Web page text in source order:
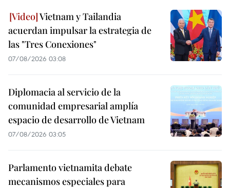
Vietnam y Tailandia
acuerdan impulsar la estrategia de
las "Tres Conexiones"
07/08/2026 03:08
Diplomacia al servicio de la
comunidad empresarial amplía
espacio de desarrollo de Vietnam
07/08/2026 03:05
Parlamento vietnamita debate
mecanismos especiales para